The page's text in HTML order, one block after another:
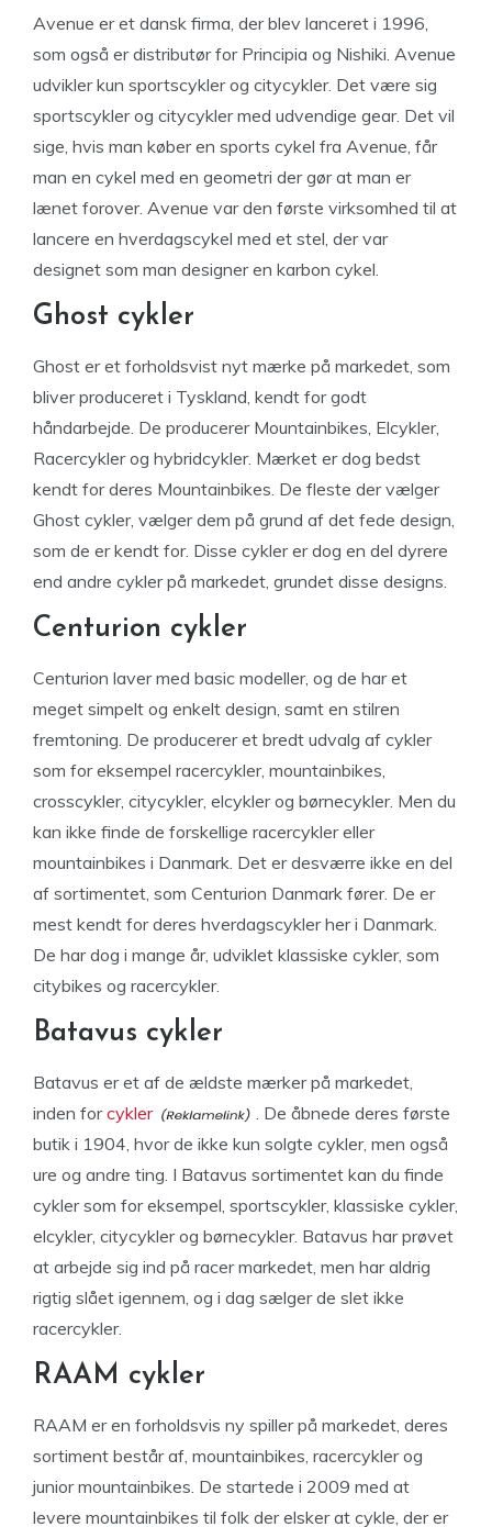
Avenue er et dansk firma, der blev lanceret i 1996,
som også er distributør for Principia og Nishiki. Avenue
udvikler kun sportscykler og citycykler. Det være sig
sportscykler og citycykler med udvendige gear. Det vil
sige, hvis man køber en sports cykel fra Avenue, får
man en cykel med en geometri der gør at man er
lænet forover. Avenue var den første virksomhed til at
lancere en hverdagscykel med et stel, der var
designet som man designer en karbon cykel.
Ghost cykler
Ghost er et forholdsvist nyt mærke på markedet, som
bliver produceret i Tyskland, kendt for godt
håndarbejde. De producerer Mountainbikes, Elcykler,
Racercykler og hybridcykler. Mærket er dog bedst
kendt for deres Mountainbikes. De fleste der vælger
Ghost cykler, vælger dem på grund af det fede design,
som de er kendt for. Disse cykler er dog en del dyrere
end andre cykler på markedet, grundet disse designs.
Centurion cykler
Centurion laver med basic modeller, og de har et
meget simpelt og enkelt design, samt en stilren
fremtoning. De producerer et bredt udvalg af cykler
som for eksempel racercykler, mountainbikes,
crosscykler, citycykler, elcykler og børnecykler. Men du
kan ikke finde de forskellige racercykler eller
mountainbikes i Danmark. Det er desværre ikke en del
af sortimentet, som Centurion Danmark fører. De er
mest kendt for deres hverdagscykler her i Danmark.
De har dog i mange år, udviklet klassiske cykler, som
citybikes og racercykler.
Batavus cykler
Batavus er et af de ældste mærker på markedet,
inden forcykler
. De åbnede deres første
butik i 1904, hvor de ikke kun solgte cykler, men også
ure og andre ting. I Batavus sortimentet kan du finde
cykler som for eksempel, sportscykler, klassiske cykler,
elcykler, citycykler og børnecykler. Batavus har prøvet
at arbejde sig ind på racer markedet, men har aldrig
rigtig slået igennem, og i dag sælger de slet ikke
racercykler.
RAAM cykler
RAAM er en forholdsvis ny spiller på markedet, deres
sortiment består af, mountainbikes, racercykler og
junior mountainbikes. De startede i 2009 med at
levere mountainbikes til folk der elsker at cykle, der er